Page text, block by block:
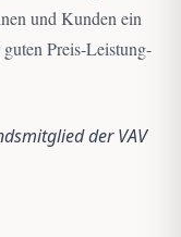
und Kunden ein
Preis-Leistung-
der VAV